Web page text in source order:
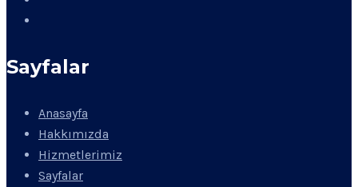
Sayfalar
Anasayfa
Hakkımızda
Hizmetlerimiz
Sayfalar